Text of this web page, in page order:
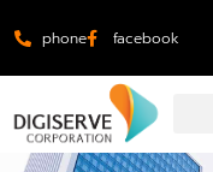
phone facebook